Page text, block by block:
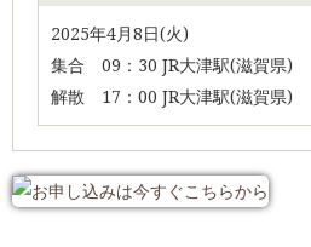
2025年4月8日(火)
集合 09：30 JR大津駅(滋賀県)
解散 17：00 JR大津駅(滋賀県)